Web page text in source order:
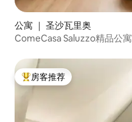
公寓 ｜ 圣沙瓦里奥
ComeCasa Saluzzo精品公寓
热门「房客推荐」
房客推荐